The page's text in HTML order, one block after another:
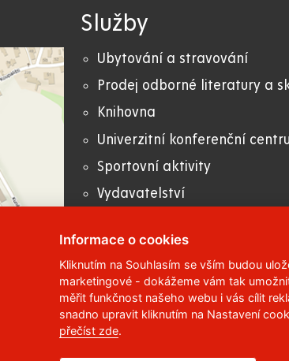
Služby
Ubytování a stravování
Prodej odborné literatury a
Knihovna
Univerzitní konferenční
Sportovní aktivity
Vydavatelství
Studentská 95,532 10 Pardubice 2
466 036 113
Informace o cookies
Kliknutím na Souhlasím se vším budou
marketingové - dokážeme vám tak
měřit funkčnost našeho webu i vás cílit
snadno upravit kliknutím na Nastavení
přečíst zde.